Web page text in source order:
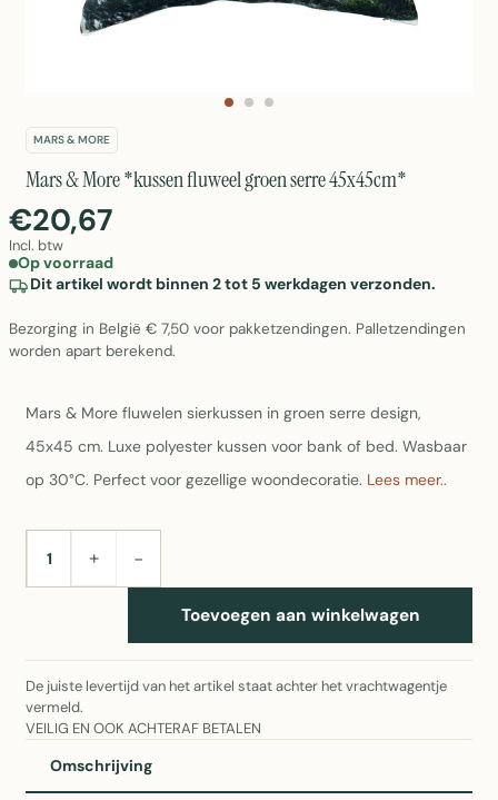
MARS & MORE
Mars & More *kussen fluweel groen serre 45x45cm*
€20,67
Incl. btw
Op voorraad
Dit artikel wordt binnen 2 tot 5 werkdagen verzonden.
Bezorging in België € 7,50 voor pakketzendingen. Palletzendingen
worden apart berekend.
Mars & More fluwelen sierkussen in groen serre design,
45x45 cm. Luxe polyester kussen voor bank of bed. Wasbaar
op 30°C. Perfect voor gezellige woondecoratie. Lees meer..
AANTAL+ −
Toevoegen aan winkelwagen
De juiste levertijd van het artikel staat achter het vrachtwagentje
vermeld.
VEILIG EN OOK ACHTERAF BETALEN
Omschrijving